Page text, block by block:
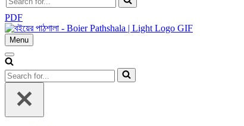
for...
PDF
Menu
Navigation
Navigation
Menu
Search
for...